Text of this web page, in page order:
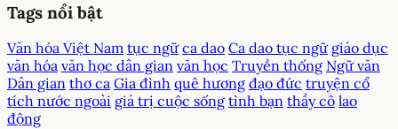
Tags nổi bật
Văn hóa Việt Nam tục ngữ ca dao Ca dao tục ngữ giáo dục
văn hóa văn học dân gian văn học Truyền thống Ngữ văn
Dân gian thơ ca Gia đình quê hương đạo đức truyện cổ
tích nước ngoài giá trị cuộc sống tình bạn thầy cô lao
động